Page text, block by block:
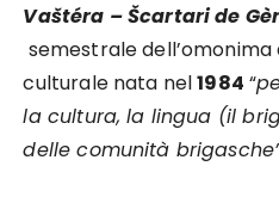
Vaštéra – Šcartari de
semestrale dell’omonima
culturale nata nel1984 “
la cultura, la lingua (il
delle comunità